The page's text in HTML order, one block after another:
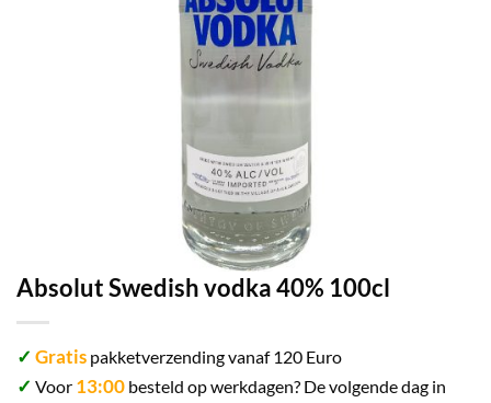
Absolut Swedish vodka 40% 100cl
✓ Gratis pakketverzending vanaf 120 Euro
✓ Voor 13:00 besteld op werkdagen? De volgende dag in